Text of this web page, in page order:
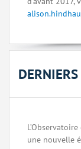
une nouvelle